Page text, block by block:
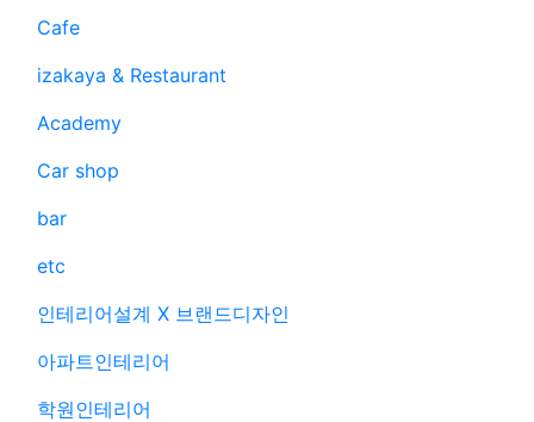
Cafe
izakaya & Restaurant
Academy
Car shop
bar
etc
인테리어설계 X 브랜드디자인
아파트인테리어
학원인테리어